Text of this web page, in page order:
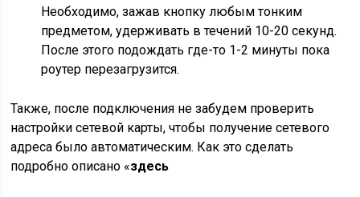
Необходимо, зажав кнопку любым тонким
предметом, удерживать в течений 10-20 секунд.
После этого подождать где-то 1-2 минуты пока
роутер перезагрузится.
Также, после подключения не забудем проверить
настройки сетевой карты, чтобы получение сетевого
адреса было автоматическим. Как это сделать
подробно описано «здесь